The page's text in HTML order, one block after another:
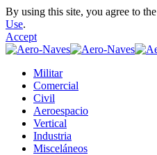
By using this site, you agree to the
Use.
Accept
Militar
Comercial
Civil
Aeroespacio
Vertical
Industria
Misceláneos